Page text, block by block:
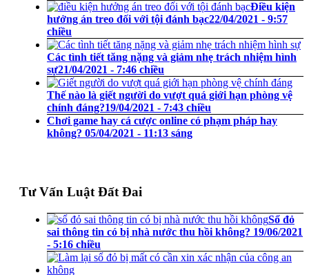
Điều kiện
hưởng án treo đối với tội đánh bạc22/04/2021 - 9:57
chiều
Các tình tiết tăng nặng và giảm nhẹ trách nhiệm hình
sự21/04/2021 - 7:46 chiều
Thế nào là giết người do vượt quá giới hạn phòng vệ
chính đáng?19/04/2021 - 7:43 chiều
Chơi game hay cá cược online có phạm pháp hay
không? 05/04/2021 - 11:13 sáng
Tư Vấn Luật Đất Đai
Sổ đỏ
sai thông tin có bị nhà nước thu hồi không? 19/06/2021
- 5:16 chiều